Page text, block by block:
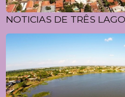
NOTICIAS DE TRÊS